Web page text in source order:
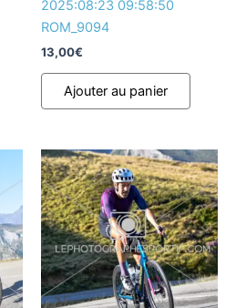
2025:08:23 09:58:50
ROM_9094
13,00€
Ajouter au panier